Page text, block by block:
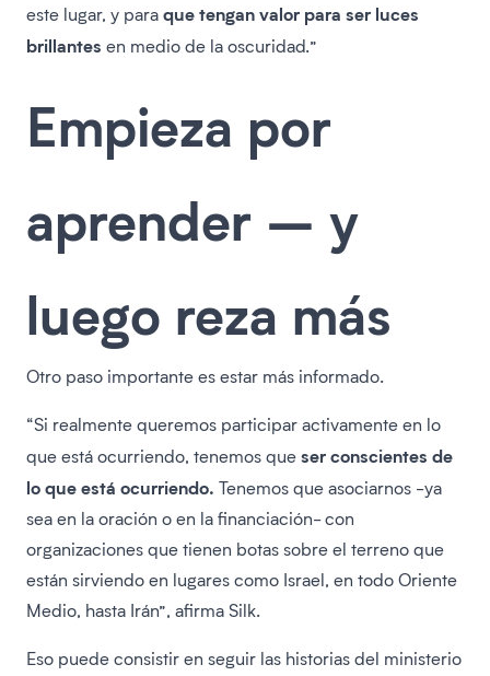
este lugar, y paraque tengan valor para ser luces
brillantes en medio de la oscuridad.”
Empieza por
aprender – y
luego reza más
Otro paso importante es estar más informado.
“Si realmente queremos participar activamente en lo
que está ocurriendo, tenemos queser conscientes de
lo que está ocurriendo. Tenemos que asociarnos -ya
sea en la oración o en la financiación- con
organizaciones que tienen botas sobre el terreno que
están sirviendo en lugares como Israel, en todo Oriente
Medio, hasta Irán”, afirma Silk.
Eso puede consistir en seguir las historias del ministerio